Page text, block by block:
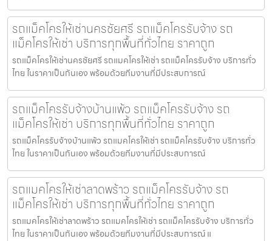
รถแม็คโครให้เช่านครชัยศรี รถแม็คโครรับจ้าง รถ
แม็คโครให้เช่า บริการทุกพื้นที่ทั่วไทย ราคาถูก
รถแม็คโครให้เช่านครชัยศรี รถแมคโครให้เช่า รถแม็คโครรับจ้าง บริการทั่ว
ไทย ในราคาเป็นกันเอง พร้อมด้วยทีมงานที่มีประสบการณ์
รถแม็คโครรับจ้างบ้านแพ้ว รถแม็คโครรับจ้าง รถ
แม็คโครให้เช่า บริการทุกพื้นที่ทั่วไทย ราคาถูก
รถแม็คโครรับจ้างบ้านแพ้ว รถแมคโครให้เช่า รถแม็คโครรับจ้าง บริการทั่ว
ไทย ในราคาเป็นกันเอง พร้อมด้วยทีมงานที่มีประสบการณ์
รถแมคโครให้เช่าลาดพร้าว รถแม็คโครรับจ้าง รถ
แม็คโครให้เช่า บริการทุกพื้นที่ทั่วไทย ราคาถูก
รถแมคโครให้เช่าลาดพร้าว รถแมคโครให้เช่า รถแม็คโครรับจ้าง บริการทั่ว
ไทย ในราคาเป็นกันเอง พร้อมด้วยทีมงานที่มีประสบการณ์ แ